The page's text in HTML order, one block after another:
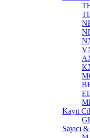
Kayıt
Sayıcı